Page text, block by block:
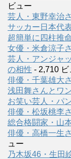
ビュー
芸人・東野幸治
サッカー日本代
超簡単に四柱推
女優・米倉涼子
芸人・アンジャ
の相性 - 2,710 ビ
俳優・千葉雄大
浅田舞さんとワ
お笑い芸人・パ
俳優・松坂桃李
総合格闘家・山
俳優・高橋一生
ュー
乃木坂46・生田